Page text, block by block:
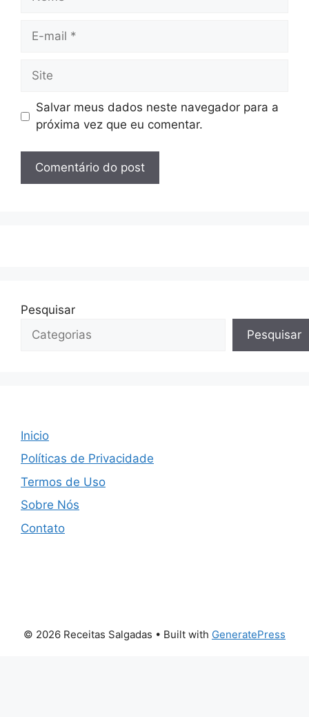
Site
Salvar meus dados neste navegador para a
próxima vez que eu comentar.
Pesquisar
Pesquisar
Inicio
Políticas de Privacidade
Termos de Uso
Sobre Nós
Contato
© 2026 Receitas Salgadas • Built with GeneratePress